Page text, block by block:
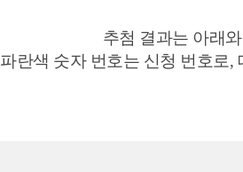
추첨 결과는 아래
파란색 숫자 번호는 신청 번호로,